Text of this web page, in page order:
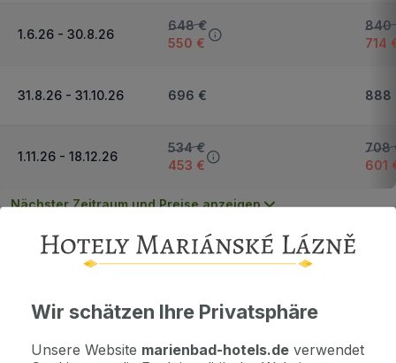
1.6.26 - 30.8.26
648 €
550 €
840
714
31.8.26 - 31.10.26 696 € 888
1.11.26 - 18.12.26
534 €
453 €
708
601
Nächster Zeitraum und Preise anzeigen
Wichtige Informationen
Als Geschenk kaufen
Wir schätzen Ihre Privatsphäre
Unsere Website marienbad-hotels.de verwendet